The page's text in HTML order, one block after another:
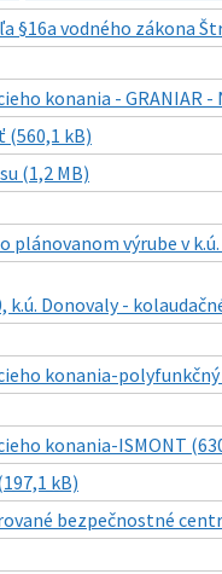
§16a vodného zákona
konania - GRANIAR -
kB)
(1,2 MB)
výrube v
k.ú. Donovaly -
konania-polyfunkčný
konania-ISMONT
kB)
bezpečnostné